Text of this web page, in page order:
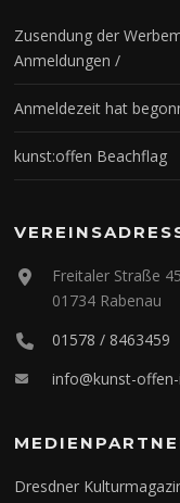
Zusendung der
Anmeldungen /
Anmeldezeit hat
kunst:offen Beachflag
Freitaler Straße 45
01734 Rabenau
01578 / 8463459
info@kunst-
Dresdner